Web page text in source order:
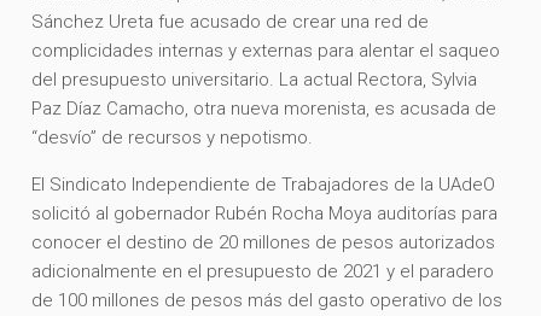
Sánchez Ureta fue acusado de crear una red de
complicidades internas y externas para alentar el saqueo
del presupuesto universitario. La actual Rectora, Sylvia
Paz Díaz Camacho, otra nueva morenista, es acusada de
“desvío” de recursos y nepotismo.
El Sindicato Independiente de Trabajadores de la UAdeO
solicitó al gobernador Rubén Rocha Moya auditorías para
conocer el destino de 20 millones de pesos autorizados
adicionalmente en el presupuesto de 2021 y el paradero
de 100 millones de pesos más del gasto operativo de los